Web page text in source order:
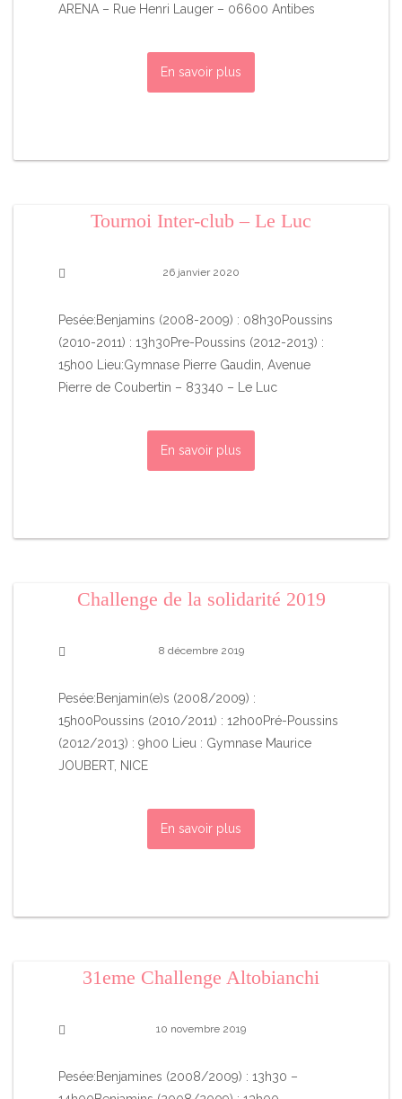
ARENA – Rue Henri Lauger – 06600 Antibes
En savoir plus
Tournoi Inter-club – Le Luc
26 janvier 2020
Pesée:Benjamins (2008-2009) : 08h30Poussins
(2010-2011) : 13h30Pre-Poussins (2012-2013) :
15h00 Lieu:Gymnase Pierre Gaudin, Avenue
Pierre de Coubertin – 83340 – Le Luc
En savoir plus
Challenge de la solidarité 2019
8 décembre 2019
Pesée:Benjamin(e)s (2008/2009) :
15h00Poussins (2010/2011) : 12h00Pré-Poussins
(2012/2013) : 9h00 Lieu : Gymnase Maurice
JOUBERT, NICE
En savoir plus
31eme Challenge Altobianchi
10 novembre 2019
Pesée:Benjamines (2008/2009) : 13h30 –